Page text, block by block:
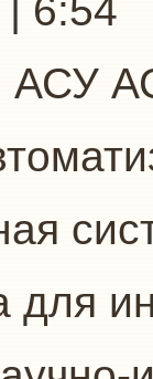
6:54
АСУ
для